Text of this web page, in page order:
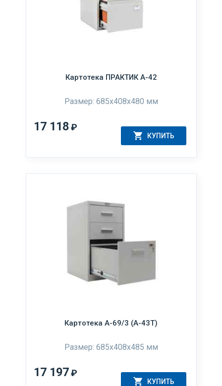
Картотека ПРАКТИК А-42
Размер: 685x408x480 мм
17 118₽
КУПИТЬ
Картотека А-69/3 (А-43Т)
Размер: 685x408x485 мм
17 197₽
КУПИТЬ